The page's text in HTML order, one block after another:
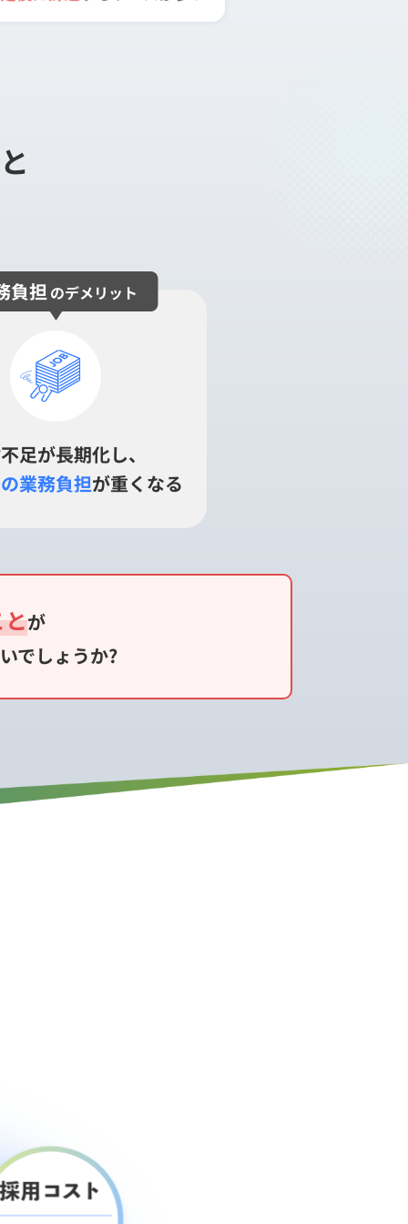
負担のデメリット
足が長期化し、
業務負担が重くなる
が
でしょうか?